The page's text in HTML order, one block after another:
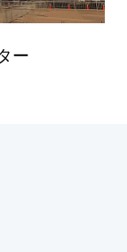
ー